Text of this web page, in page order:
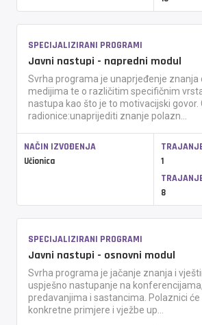
SPECIJALIZIRANI PROGRAMI
Javni nastupi - napredni modul
Svrha programa je unaprjeđenje znanja
medijima te o različitim specifičnim
nastupa kao što je to motivacijski govor.
radionice:unaprijediti znanje polazn...
NAČIN IZVOĐENJA
Učionica 1
8
SPECIJALIZIRANI PROGRAMI
Javni nastupi - osnovni modul
Svrha programa je jačanje znanja i
uspješno nastupanje na
predavanjima i sastancima. Polaznici će
konkretne primjere i vježbe up...